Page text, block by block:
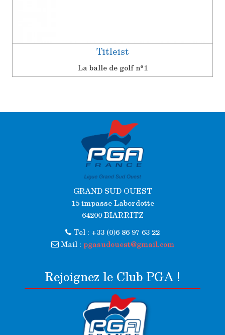
Titleist
La balle de golf n°1
GRAND SUD OUEST
15 impasse Labordotte
64200 BIARRITZ
Tel : +33 (0)6 86 97 63 22
Mail : pgasudouest@gmail.com
Rejoignez le Club PGA !